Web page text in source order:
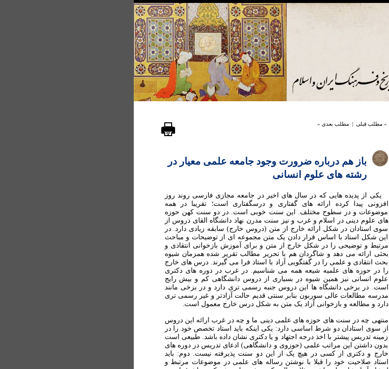
« مطلب قبلی | مطلب بعدی »
باز هم درباره ضرورت وجود جامعه علمی معیار در
رشته های علوم انسانی
يکی از پديده هایی که در سال های اخير در جامعه مجازی فارسی روند روز
افزونی پيدا کرده ارائه های گفتاری و درسگفتاری است؛ تقريبا در همه
موضوعات و در سطوح مختلف. اين سنت خوبی است. در دو سنت کهن حوزه
های علوم دينی در اسلام و غرب و نيز سنت مدرن نهاد دانشگاه القای دروس از
سوی استادان در شکل ارائه خارج از متن (دروس خارج) سابقه زیادی دارد. در
اين شکل استاد با اساس قرار دادن يک متن مجموعه ای از توضيحات و مباحث
مرتبط و توضيحی را در شکل خارج از متن و برای آموزش بازخوانی انتقادی و
بحثی ارائه می دهد و شاگردان هم با تحرير مطالب تقریر شده همزمان شيوه
بحث انتقادی و علمی را در گفتگویی آزاد با استاد فرا می گيرند. درس های خارج
را در حوزه های علميه شيعه همه می شناسيم. در غرب در دوره های دکتری
علوم انسانی نيز همين شيوه در بسیاری از دروس دانشگاهی کم و بیش رایج
است. در برخی دانشگاه ها اين دروس جنبه رسمی تری دارد و در برخی مانند
مدرسه مطالعات عالی سوربون بنابر سنتی قديم حالت آزادتر و غير رسمی تری
دارد و مطالعه و بازخوانی آزاد يک متن به شکل درس خارج معمول است.
منتهی چه در سنت های حوزه های علمی دینی ما و چه در غرب ارائه اين دروس
از سوی استادان دو شرط اساسی دارد: يکی اينکه بايد استاد تخصص خود را در
زمينه تدريس پيشتر با اخذ درجه اجتهاد و يا دکتری نشان داده باشد. طبیعی است
بدون داشتن اين مراتب علمی (حوزوی و دانشگاهی) ادعای تدريس در دوره های
خارج و دکتری از کسی در هيچ يک از اين دو سنت پذيرفته نيست. دوم: بايد
استاد صلاحيت خود را قبلا با نوشتن رساله های علمی در موضوعات مرتبط و